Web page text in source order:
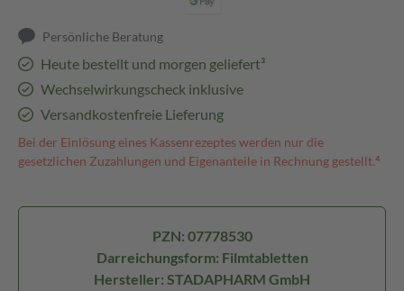
Persönliche Beratung
Heute bestellt und morgen geliefert³
Wechselwirkungscheck inklusive
Versandkostenfreie Lieferung
Bei der Einlösung eines Kassenrezeptes werden nur die
gesetzlichen Zuzahlungen und Eigenanteile in Rechnung gestellt.⁴
PZN: 07778530
Darreichungsform: Filmtabletten
Hersteller: STADAPHARM GmbH